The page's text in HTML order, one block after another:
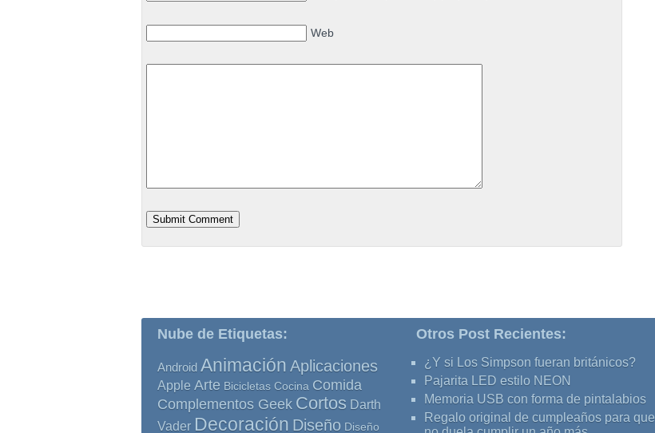
Web
Nube de Etiquetas:
Android Animación Aplicaciones
Apple Arte Bicicletas Cocina Comida
Complementos Geek Cortos Darth
Vader Decoración Diseño Diseño
Otros Post Recientes:
¿Y si Los Simpson fueran británicos?
Pajarita LED estilo NEON
Memoria USB con forma de pintalabios
Regalo original de cumpleaños para que